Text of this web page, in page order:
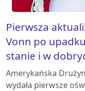
Pierwsza
Vonn po
stanie i w
Amerykańska
wydała pierwsze